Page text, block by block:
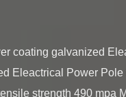
coating galvanized
Eleactrical Power